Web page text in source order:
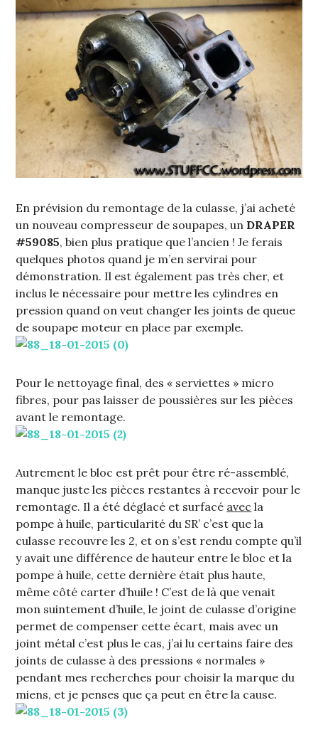
En prévision du remontage de la culasse, j’ai acheté
un nouveau compresseur de soupapes, un DRAPER
#59085, bien plus pratique que l’ancien ! Je ferais
quelques photos quand je m’en servirai pour
démonstration. Il est également pas très cher, et
inclus le nécessaire pour mettre les cylindres en
pression quand on veut changer les joints de queue
de soupape moteur en place par exemple.
Pour le nettoyage final, des « serviettes » micro
fibres, pour pas laisser de poussières sur les pièces
avant le remontage.
Autrement le bloc est prêt pour être ré-assemblé,
manque juste les pièces restantes à recevoir pour le
remontage. Il a été déglacé et surfacé avec la
pompe à huile, particularité du SR’ c’est que la
culasse recouvre les 2, et on s’est rendu compte qu’il
y avait une différence de hauteur entre le bloc et la
pompe à huile, cette dernière était plus haute,
même côté carter d’huile ! C’est de là que venait
mon suintement d’huile, le joint de culasse d’origine
permet de compenser cette écart, mais avec un
joint métal c’est plus le cas, j’ai lu certains faire des
joints de culasse à des pressions « normales »
pendant mes recherches pour choisir la marque du
miens, et je penses que ça peut en être la cause.